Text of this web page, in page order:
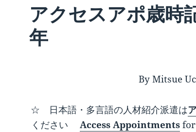
アクセスアポ歳時
年
By Mitsue
☆ 日本語・多言語の人材紹介派遣は
くださいAccess Appointments